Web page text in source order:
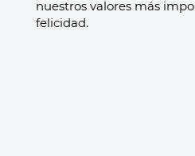
nuestros valores más
felicidad.